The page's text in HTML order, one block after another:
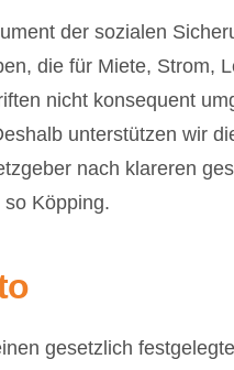
der sozialen
die für Miete, Strom,
nicht konsequent
unterstützen wir
nach klareren
so Köpping.
gesetzlich